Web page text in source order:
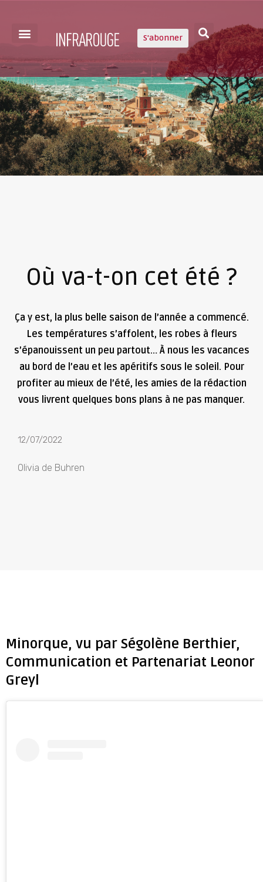
S'abonner
Où va-t-on cet été ?
Ça y est, la plus belle saison de l’année a commencé.
Les températures s’affolent, les robes à fleurs
s’épanouissent un peu partout… À nous les vacances
au bord de l’eau et les apéritifs sous le soleil. Pour
profiter au mieux de l’été, les amies de la rédaction
vous livrent quelques bons plans à ne pas manquer.
12/07/2022
Olivia de Buhren
Minorque, vu par Ségolène Berthier,
Communication et Partenariat Leonor
Greyl